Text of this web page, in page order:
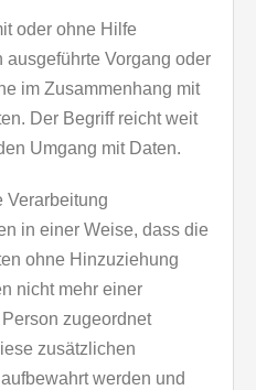
oder ohne Hilfe
ausgeführte Vorgang oder
im Zusammenhang mit
Der Begriff reicht weit
Umgang mit Daten.
Verarbeitung
in einer Weise, dass die
ohne Hinzuziehung
nicht mehr einer
zugeordnet
zusätzlichen
werden und